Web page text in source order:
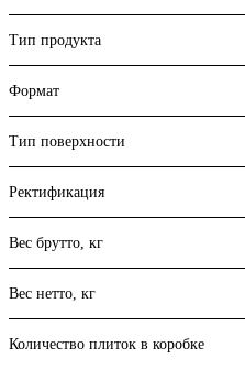
Тип продукта
Формат
Тип поверхности
Ректификация
Вес брутто, кг
Вес нетто, кг
Количество плиток в коробке